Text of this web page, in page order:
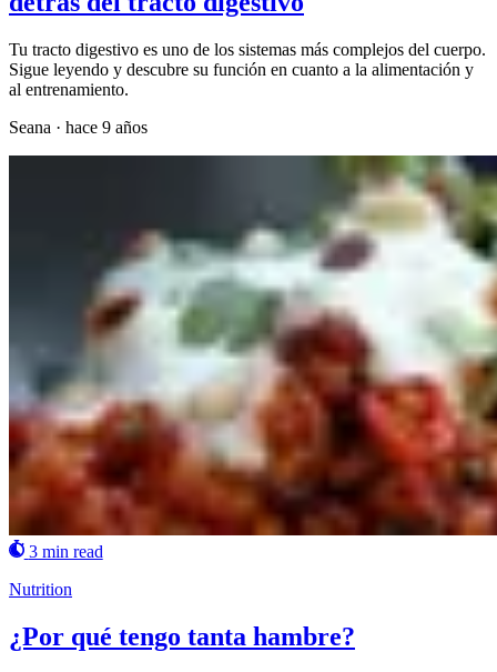
Tu tracto digestivo es uno de los sistemas más complejos del cuerpo.
Sigue leyendo y descubre su función en cuanto a la alimentación y
al entrenamiento.
Seana · hace 9 años
3 min read
Nutrition
¿Por qué tengo tanta hambre?